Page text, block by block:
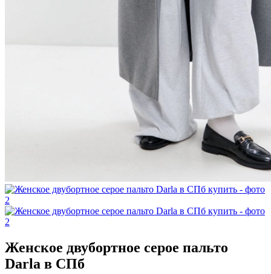
Женское двубортное серое пальто
Darla в СПб